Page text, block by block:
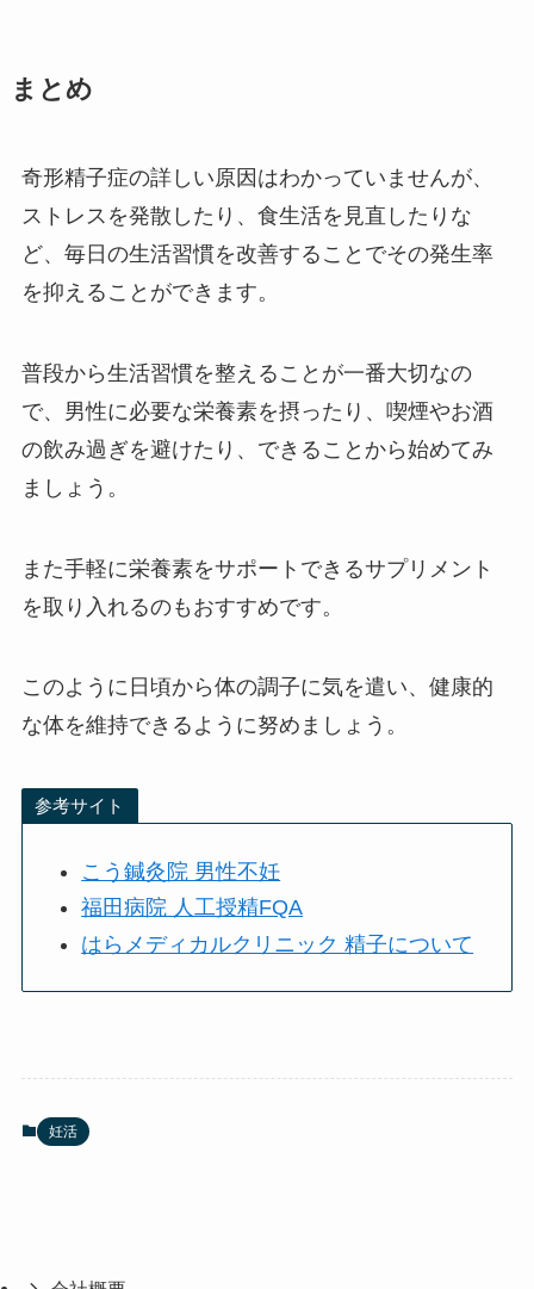
まとめ
奇形精子症の詳しい原因はわかっていませんが、
ストレスを発散したり、食生活を見直したりな
ど、毎日の生活習慣を改善することでその発生率
を抑えることができます。
普段から生活習慣を整えることが一番大切なの
で、男性に必要な栄養素を摂ったり、喫煙やお酒
の飲み過ぎを避けたり、できることから始めてみ
ましょう。
また手軽に栄養素をサポートできるサプリメント
を取り入れるのもおすすめです。
このように日頃から体の調子に気を遣い、健康的
な体を維持できるように努めましょう。
参考サイト
こう鍼灸院 男性不妊
福田病院 人工授精FQA
はらメディカルクリニック 精子について
妊活